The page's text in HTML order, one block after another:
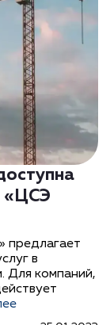
«ЦСЭ
предлагает
в
Для компаний,